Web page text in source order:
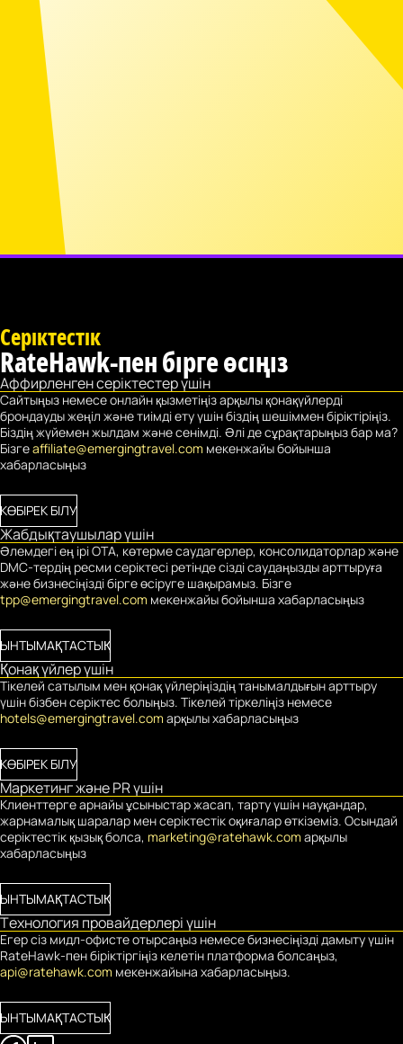
Серіктестік
RateHawk-пен бірге өсіңіз
Аффирленген серіктестер үшін
Сайтыңыз немесе онлайн қызметіңіз арқылы қонақүйлерді
брондауды жеңіл және тиімді ету үшін біздің шешіммен біріктіріңіз.
Біздің жүйемен жылдам және сенімді. Әлі де сұрақтарыңыз бар ма?
Бізгеaffiliate@emergingtravel.com мекенжайы бойынша
хабарласыңыз
КӨБІРЕК БІЛУ
Жабдықтаушылар үшін
Әлемдегі ең ірі OTA, көтерме саудагерлер, консолидаторлар және
DMC-тердің ресми серіктесі ретінде сізді саудаңызды арттыруға
және бизнесіңізді бірге өсіруге шақырамыз. Бізге
tpp@emergingtravel.com мекенжайы бойынша хабарласыңыз
ЫНТЫМАҚТАСТЫҚ
Қонақ үйлер үшін
Тікелей сатылым мен қонақ үйлеріңіздің танымалдығын арттыру
үшін бізбен серіктес болыңыз. Тікелей тіркеліңіз немесе
hotels@emergingtravel.com арқылы хабарласыңыз
КӨБІРЕК БІЛУ
Маркетинг және PR үшін
Клиенттерге арнайы ұсыныстар жасап, тарту үшін науқандар,
жарнамалық шаралар мен серіктестік оқиғалар өткіземіз. Осындай
серіктестік қызық болса, marketing@ratehawk.com арқылы
хабарласыңыз
ЫНТЫМАҚТАСТЫҚ
Технология провайдерлері үшін
Егер сіз мидл-офисте отырсаңыз немесе бизнесіңізді дамыту үшін
RateHawk-пен біріктіргіңіз келетін платформа болсаңыз,
api@ratehawk.com мекенжайына хабарласыңыз.
ЫНТЫМАҚТАСТЫҚ